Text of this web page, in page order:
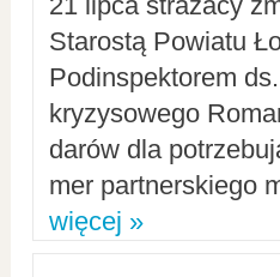
Starostą Powiatu
Podinspektorem
kryzysowego
darów dla
mer partnerskiego
więcej »